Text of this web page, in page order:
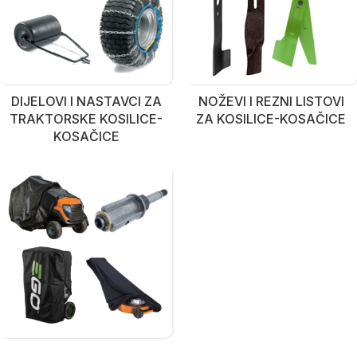
DIJELOVI I NASTAVCI ZA
TRAKTORSKE KOSILICE-
KOSAČICE
NOŽEVI I REZNI LISTOVI
ZA KOSILICE-KOSAČICE